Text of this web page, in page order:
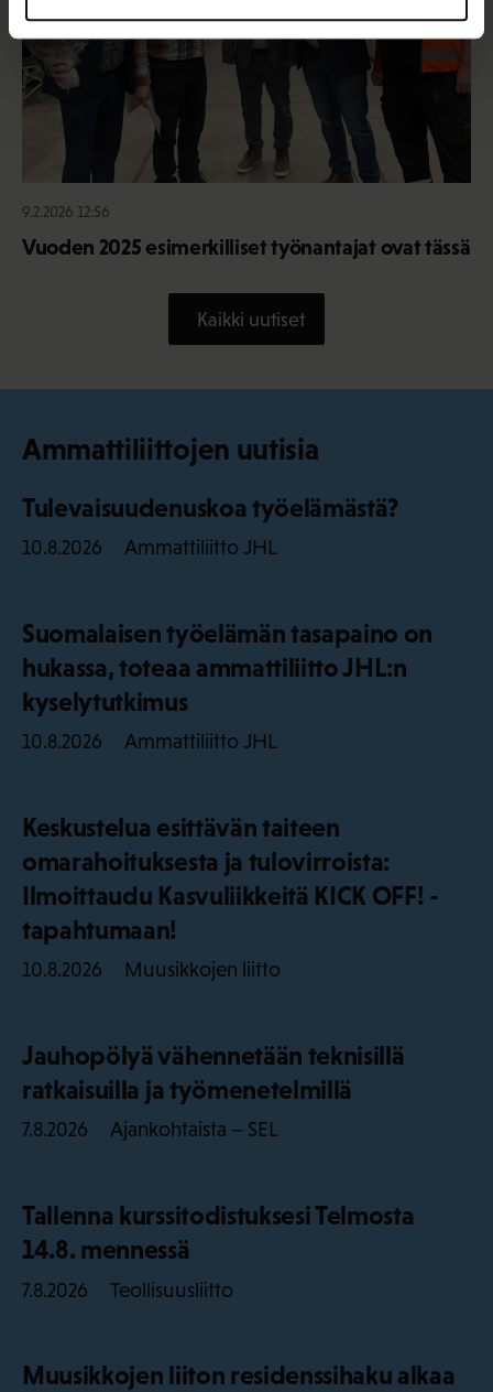
9.2.2026 12:56
Vuoden 2025 esimerkilliset työnantajat ovat tässä
Kaikki uutiset
Ammattiliittojen uutisia
Tulevaisuudenuskoa työelämästä?
10.8.2026 Ammattiliitto JHL
Suomalaisen työelämän tasapaino on
hukassa, toteaa ammattiliitto JHL:n
kyselytutkimus
10.8.2026 Ammattiliitto JHL
Keskustelua esittävän taiteen
omarahoituksesta ja tulovirroista:
Ilmoittaudu Kasvuliikkeitä KICK OFF! -
tapahtumaan!
10.8.2026 Muusikkojen liitto
Jauhopölyä vähennetään teknisillä
ratkaisuilla ja työmenetelmillä
7.8.2026 Ajankohtaista – SEL
Tallenna kurssitodistuksesi Telmosta
14.8. mennessä
7.8.2026 Teollisuusliitto
Muusikkojen liiton residenssihaku alkaa